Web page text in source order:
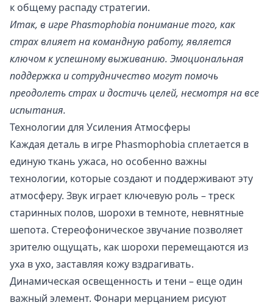
к общему распаду стратегии.
Итак, в игре Phasmophobia понимание того, как
страх влияет на командную работу, является
ключом к успешному выживанию. Эмоциональная
поддержка и сотрудничество могут помочь
преодолеть страх и достичь целей, несмотря на все
испытания.
Технологии для Усиления Атмосферы
Каждая деталь в игре Phasmophobia сплетается в
единую ткань ужаса, но особенно важны
технологии, которые создают и поддерживают эту
атмосферу. Звук играет ключевую роль – треск
старинных полов, шорохи в темноте, невнятные
шепота. Стереофоническое звучание позволяет
зрителю ощущать, как шорохи перемещаются из
уха в ухо, заставляя кожу вздрагивать.
Динамическая освещенность и тени – еще один
важный элемент. Фонари мерцанием рисуют